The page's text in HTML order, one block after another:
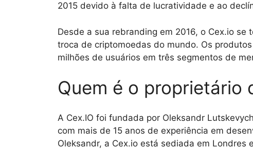
2015 devido à falta de lucratividade e ao
Desde a sua rebranding em 2016, o Cex.io
troca de criptomoedas do mundo. Os
milhões de usuários em três segmentos de
Quem é o proprietário
A Cex.IO foi fundada por Oleksandr
com mais de 15 anos de experiência em
Oleksandr, a Cex.io está sediada em Londres